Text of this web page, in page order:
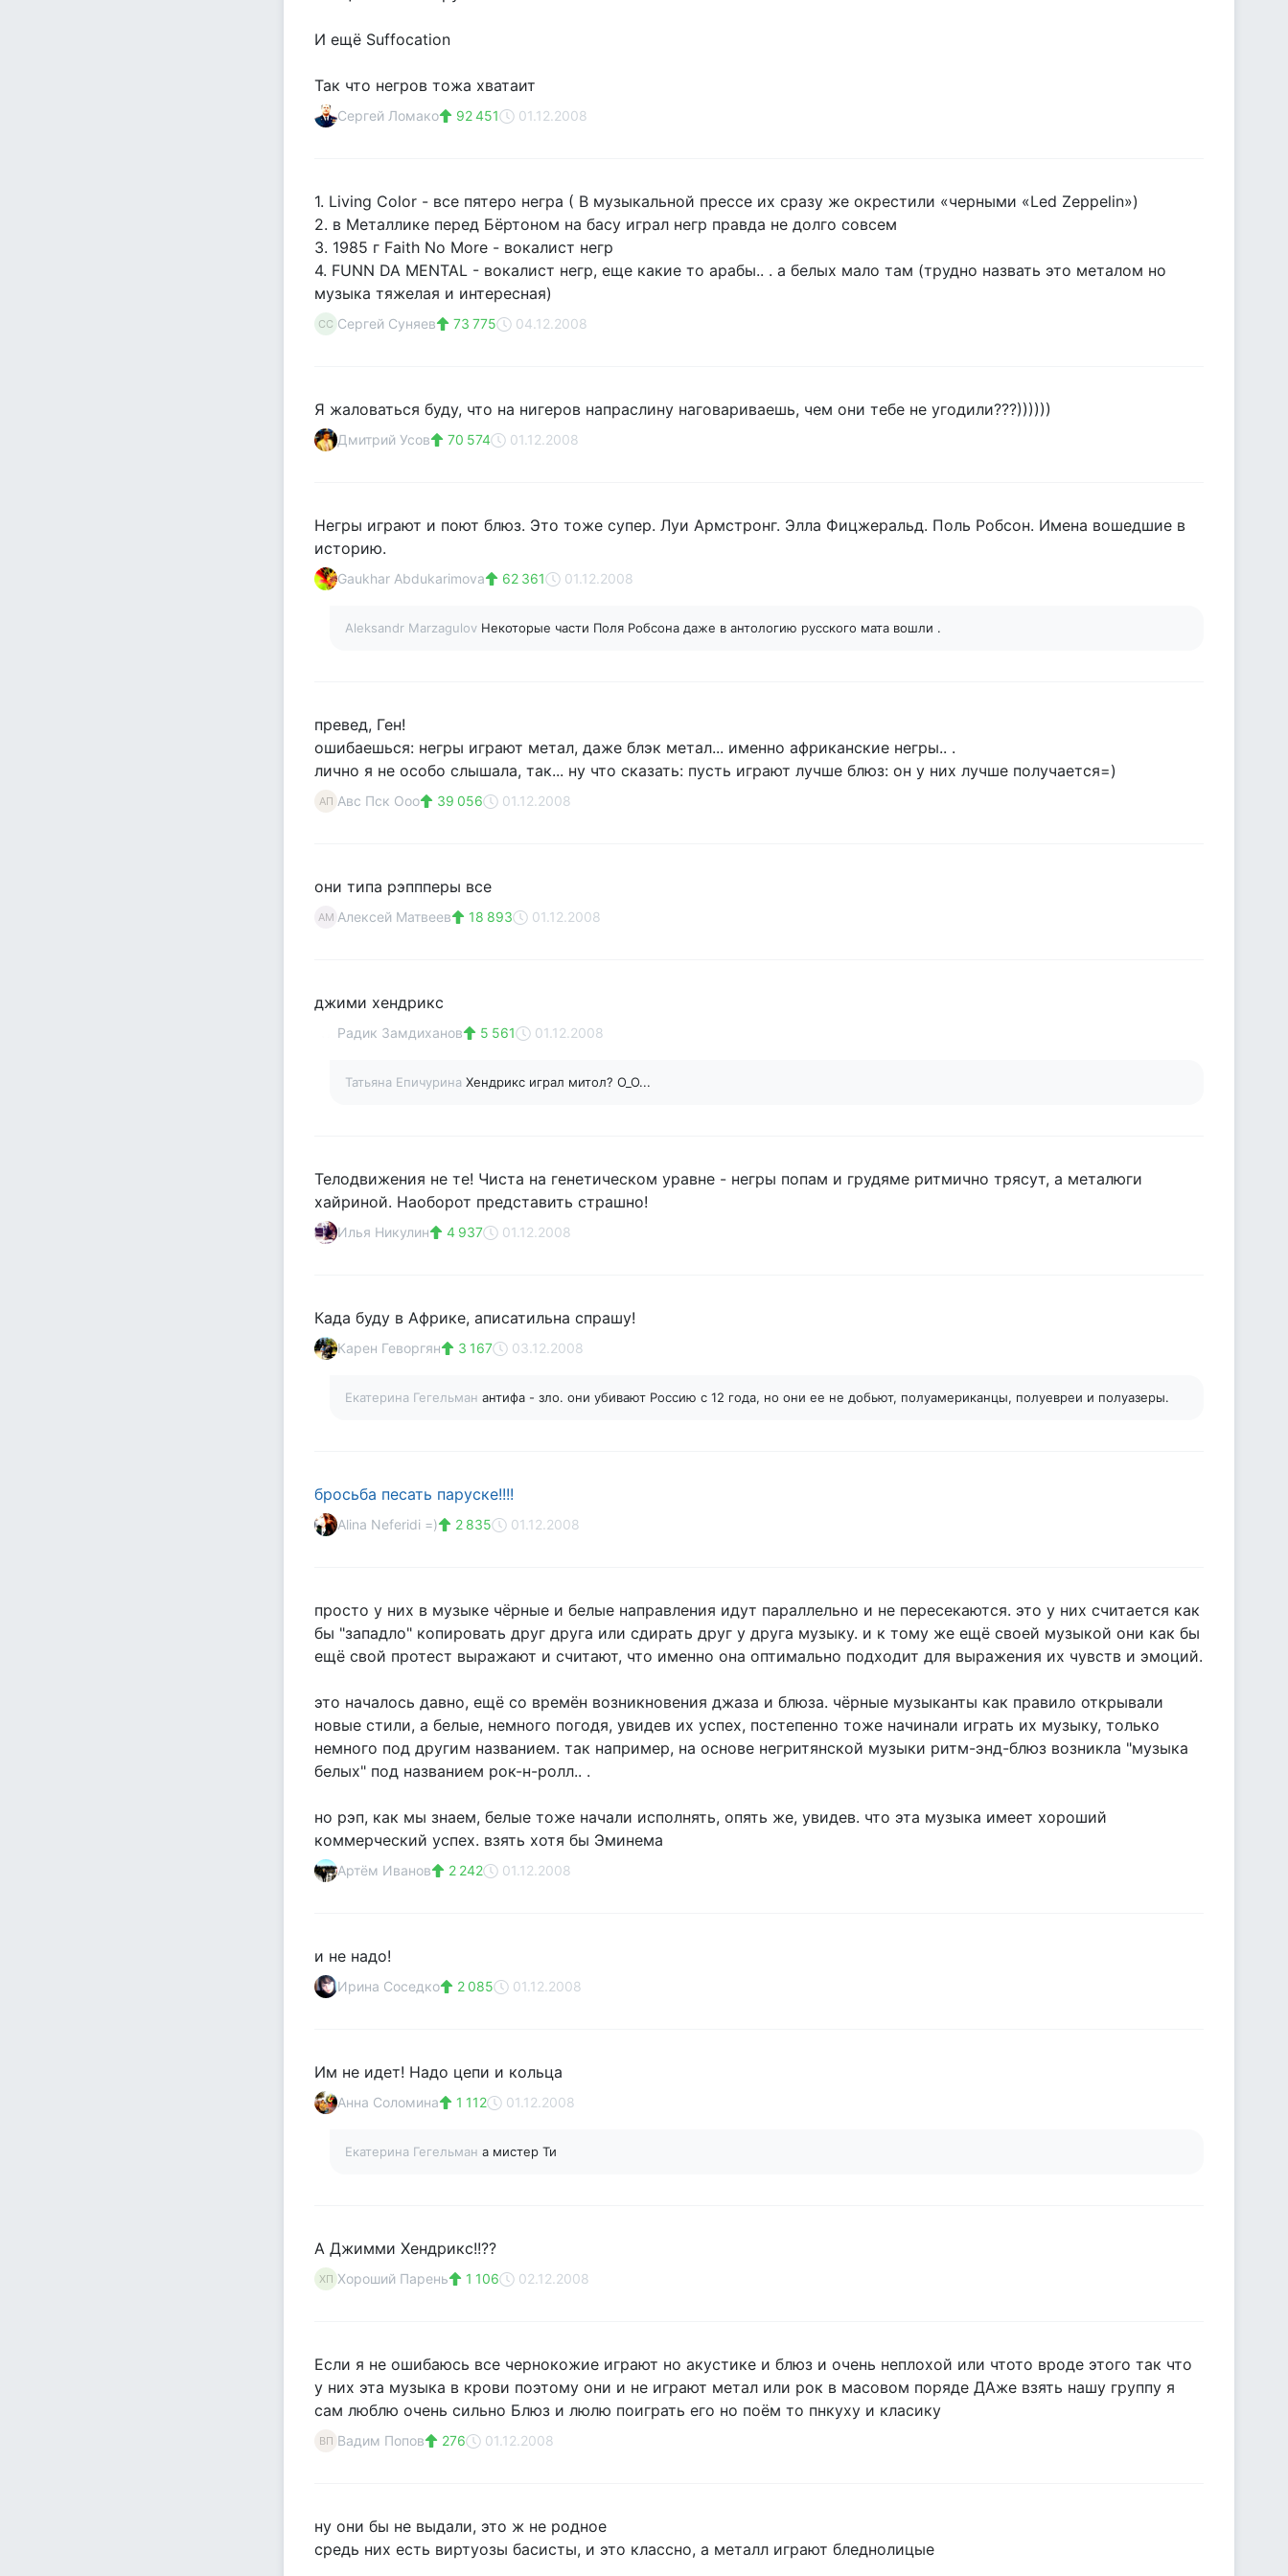
И ещё Suffocation
Так что негров тожа хватаит
Сергей Ломако 92 451 01.12.2008
1. Living Color - все пятеро негра ( В музыкальной прессе их сразу же окрестили «черными «Led Zeppelin»)
2. в Металлике перед Бёртоном на басу играл негр правда не долго совсем
3. 1985 г Faith No More - вокалист негр
4. FUNN DA MENTAL - вокалист негр, еще какие то арабы.. . а белых мало там (трудно назвать это металом но
музыка тяжелая и интересная)
СС Сергей Суняев 73 775 04.12.2008
Я жаловаться буду, что на нигеров напраслину наговариваешь, чем они тебе не угодили???))))))
Дмитрий Усов 70 574 01.12.2008
Негры играют и поют блюз. Это тоже супер. Луи Армстронг. Элла Фицжеральд. Поль Робсон. Имена вошедшие в
историю.
Gaukhar Abdukarimova 62 361 01.12.2008
Aleksandr Marzagulov Некоторые части Поля Робсона даже в антологию русского мата вошли .
превед, Ген!
ошибаешься: негры играют метал, даже блэк метал... именно африканские негры.. .
лично я не особо слышала, так... ну что сказать: пусть играют лучше блюз: он у них лучше получается=)
АП Авс Пск Ооо 39 056 01.12.2008
они типа рэппперы все
АМ Алексей Матвеев 18 893 01.12.2008
джими хендрикс
Радик Замдиханов 5 561 01.12.2008
Татьяна Епичурина Хендрикс играл митол? О_О...
Телодвижения не те! Чиста на генетическом уравне - негры попам и грудяме ритмично трясут, а металюги
хайриной. Наоборот представить страшно!
Илья Никулин 4 937 01.12.2008
Када буду в Африке, аписатильна спрашу!
Карен Геворгян 3 167 03.12.2008
Екатерина Гегельман антифа - зло. они убивают Россию с 12 года, но они ее не добьют, полуамериканцы, полуевреи и полуазеры.
бросьба песать паруске!!!!
Alina Neferidi =) 2 835 01.12.2008
просто у них в музыке чёрные и белые направления идут параллельно и не пересекаются. это у них считается как
бы "западло" копировать друг друга или сдирать друг у друга музыку. и к тому же ещё своей музыкой они как бы
ещё свой протест выражают и считают, что именно она оптимально подходит для выражения их чувств и эмоций.
это началось давно, ещё со времён возникновения джаза и блюза. чёрные музыканты как правило открывали
новые стили, а белые, немного погодя, увидев их успех, постепенно тоже начинали играть их музыку, только
немного под другим названием. так например, на основе негритянской музыки ритм-энд-блюз возникла "музыка
белых" под названием рок-н-ролл.. .
но рэп, как мы знаем, белые тоже начали исполнять, опять же, увидев. что эта музыка имеет хороший
коммерческий успех. взять хотя бы Эминема
Артём Иванов 2 242 01.12.2008
и не надо!
Ирина Соседко 2 085 01.12.2008
Им не идет! Надо цепи и кольца
Анна Соломина 1 112 01.12.2008
Екатерина Гегельман а мистер Ти
А Джимми Хендрикс!!??
ХП Хороший Парень 1 106 02.12.2008
Если я не ошибаюсь все чернокожие играют но акустике и блюз и очень неплохой или чтото вроде этого так что
у них эта музыка в крови поэтому они и не играют метал или рок в масовом поряде ДАже взять нашу группу я
сам люблю очень сильно Блюз и люлю поиграть его но поём то пнкуху и класику
ВП Вадим Попов 276 01.12.2008
ну они бы не выдали, это ж не родное
средь них есть виртуозы басисты, и это классно, а металл играют бледнолицые